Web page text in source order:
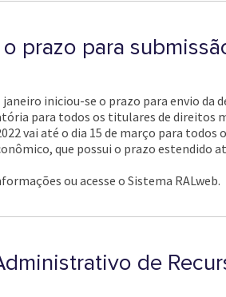
prazo para
iniciou-se o prazo para envio da
para todos os titulares de direitos
vai até o dia 15 de março para
que possui o prazo estendido
ou acesse o Sistema RALweb.
de